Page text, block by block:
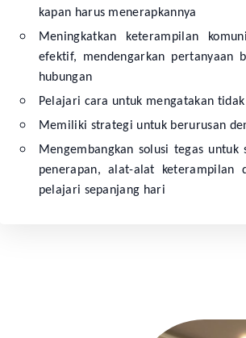
kapan harus menerapkannya
Meningkatkan keterampilan
efektif, mendengarkan pertanyaan
hubungan
Pelajari cara untuk mengatakan tidak
Memiliki strategi untuk berurusan
Mengembangkan solusi tegas
penerapan, alat-alat
pelajari sepanjang hari